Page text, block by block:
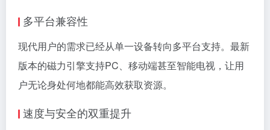
多平台兼容性
现代用户的需求已经从单一设备转向多平台支持。最新
版本的磁力引擎支持PC、移动端甚至智能电视，让用
户无论身处何地都能高效获取资源。
速度与安全的双重提升